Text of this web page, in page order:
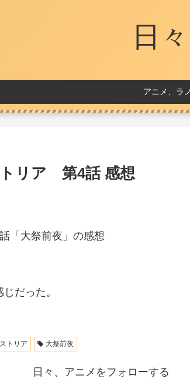
日
アニメ、ラ
リア 第4話 感想
「大祭前夜」の感想
だった。
トリア 大祭前夜
日々、アニメをフォローする